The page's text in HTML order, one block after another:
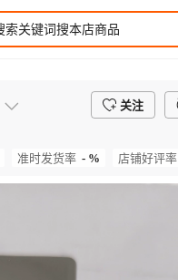
关注
准时发货率 - % 店铺好评率